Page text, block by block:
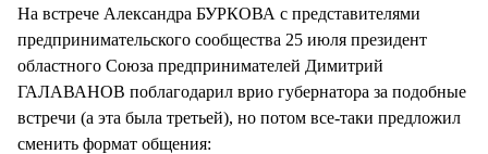
На встрече Александра БУРКОВА с представителями
предпринимательского сообщества 25 июля президент
областного Союза предпринимателей Димитрий
ГАЛАВАНОВ поблагодарил врио губернатора за подобные
встречи (а эта была третьей), но потом все-таки предложил
сменить формат общения: